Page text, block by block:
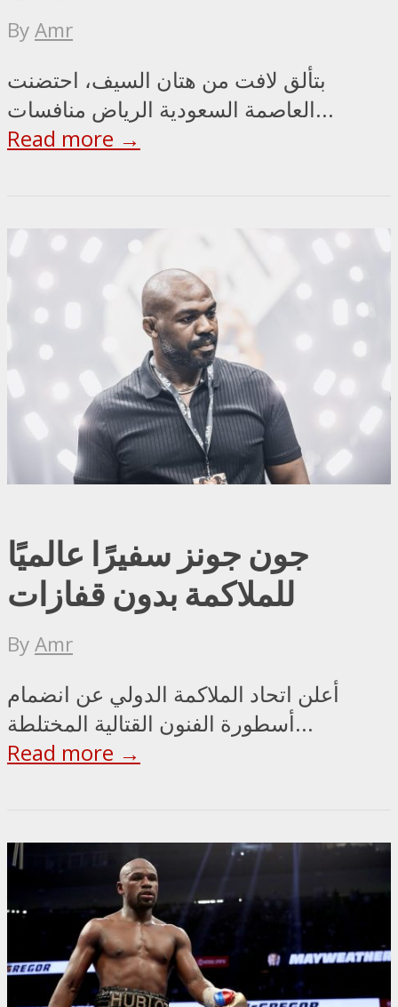
ByAmr
بتألق لافت من هتان السيف، احتضنت
العاصمة السعودية الرياض منافسات...
Read more →
جون جونز سفيرًا عالميًا
للملاكمة بدون قفازات
ByAmr
أعلن اتحاد الملاكمة الدولي عن انضمام
أسطورة الفنون القتالية المختلطة...
Read more →